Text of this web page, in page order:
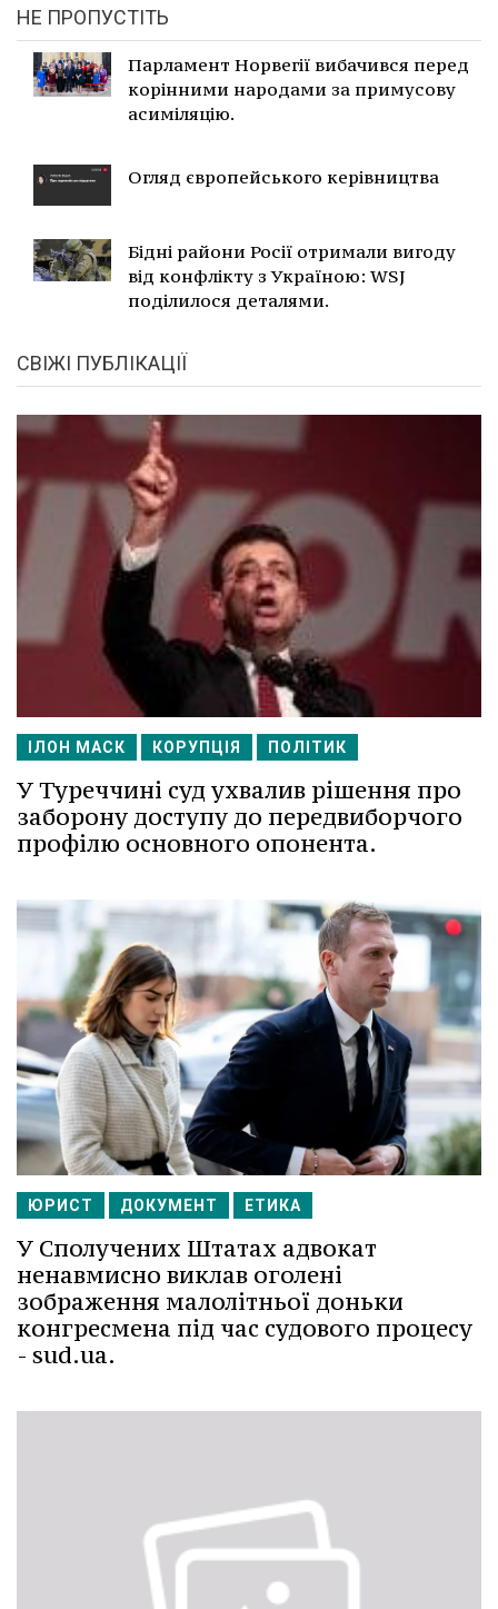
НЕ ПРОПУСТІТЬ
Парламент Норвегії вибачився перед
корінними народами за примусову
асиміляцію.
Огляд європейського керівництва
Бідні райони Росії отримали вигоду
від конфлікту з Україною: WSJ
поділилося деталями.
СВІЖІ ПУБЛІКАЦІЇ
ІЛОН МАСК КОРУПЦІЯ ПОЛІТИК
У Туреччині суд ухвалив рішення про
заборону доступу до передвиборчого
профілю основного опонента.
ЮРИСТ ДОКУМЕНТ ЕТИКА
У Сполучених Штатах адвокат
ненавмисно виклав оголені
зображення малолітньої доньки
конгресмена під час судового процесу
- sud.ua.